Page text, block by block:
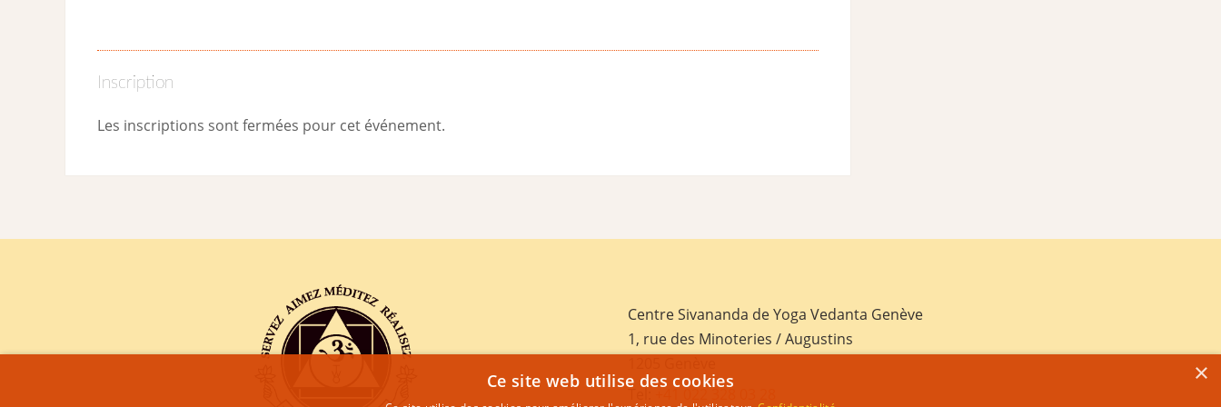
Inscription
Les inscriptions sont fermées pour cet événement.
Centre Sivananda de Yoga Vedanta Genève
1, rue des Minoteries / Augustins
×
Ce site web utilise des cookies